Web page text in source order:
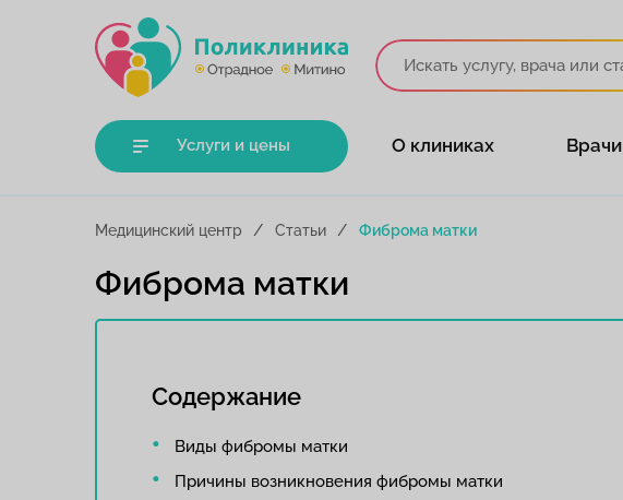
Услуги и цены О клиниках Врачи
Медицинский центр Статьи Фиброма матки
Фиброма матки
Содержание
Виды фибромы матки
Причины возникновения фибромы матки